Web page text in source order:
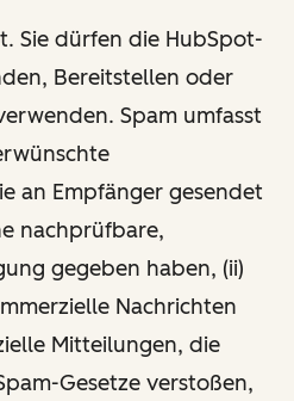
Sie dürfen die HubSpot-
Bereitstellen oder
Spam umfasst
an Empfänger gesendet
nachprüfbare,
gegeben haben, (ii)
Nachrichten
Mitteilungen, die
Gesetze verstoßen,